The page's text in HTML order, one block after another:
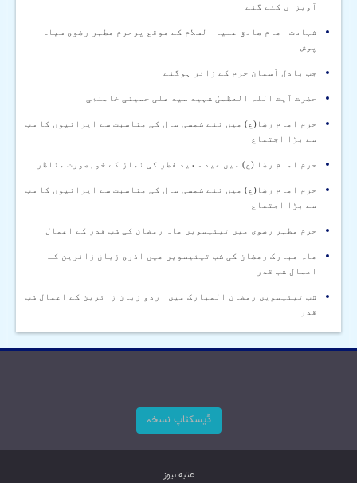
آویزاں کئے گئے
شہادت امام صادق علیہ السلام کے موقع پرحرم مطہر رضوی سیاہ
پوش
جب بادل آسمان حرم کے زائر ہوگئے
حضرت آیت اللہ العظمیٰ شہید سید علی حسینی خامنۂی
حرم امام رضا(ع) میں نئے شمسی سال کی مناسبت سے ایرانیوں کا سب
سے بڑا اجتماع
حرم امام رضا (ع) میں عید سعید فطر کی نماز کے خوبصورت مناظر
حرم امام رضا(ع) میں نئے شمسی سال کی مناسبت سے ایرانیوں کا سب
سے بڑا اجتماع
حرم مطہر رضوی میں تیئیسويں ماہ رمضان کی شب قدر کے اعمال
ماہ مبارک رمضان کی شب تیئیسويں میں آذری زبان زائرین کے
اعمال شب قدر
شب تیئیسويں رمضان المبارک میں اردو زبان زائرین کے اعمال شب
قدر
ڈیسکٹاپ نسخہ
عتبه نیوز